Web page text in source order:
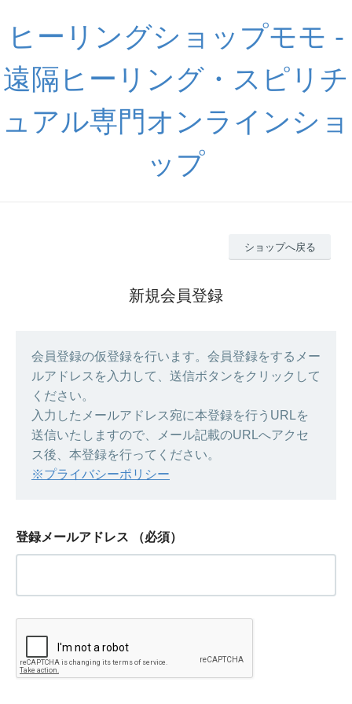
ヒーリングショップモモ -
遠隔ヒーリング・スピリチ
ュアル専門オンラインショ
ップ
ショップへ戻る
新規会員登録
会員登録の仮登録を行います。会員登録をするメー
ルアドレスを入力して、送信ボタンをクリックして
ください。
入力したメールアドレス宛に本登録を行うURLを
送信いたしますので、メール記載のURLへアクセ
ス後、本登録を行ってください。
※プライバシーポリシー
登録メールアドレス （必須）